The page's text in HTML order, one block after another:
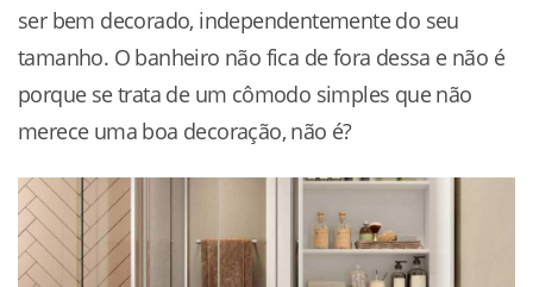
ser bem decorado, independentemente do seu
tamanho. O banheiro não fica de fora dessa e não é
porque se trata de um cômodo simples que não
merece uma boa decoração, não é?